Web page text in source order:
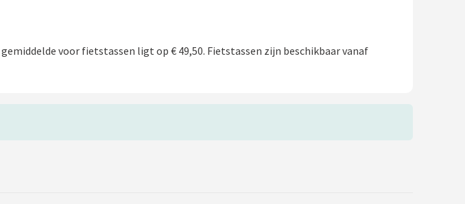
voor fietstassen ligt op € 49,50. Fietstassen zijn beschikbaar vanaf